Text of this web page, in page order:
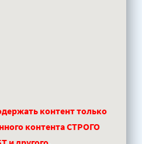
контент только
контента СТРОГО